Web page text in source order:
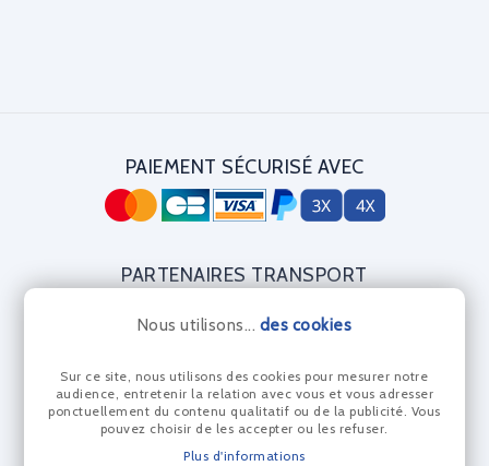
Nous utilisons... des cookies
Sur ce site, nous utilisons des cookies pour mesurer notre
audience, entretenir la relation avec vous et vous adresser
ponctuellement du contenu qualitatif ou de la publicité. Vous
pouvez choisir de les accepter ou les refuser.
Plus d'informations
PAIEMENT SÉCURISÉ AVEC
PARTENAIRES TRANSPORT
CERTIFICAT DIAMANT